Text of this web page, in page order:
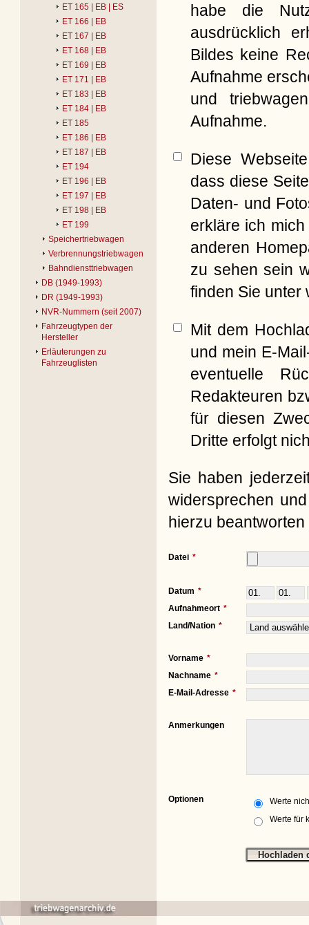
ET 165 | EB | ES
ET 166 | EB
ET 167 | EB
ET 168 | EB
ET 169 | EB
ET 171 | EB
ET 183 | EB
ET 184 | EB
ET 185
ET 186 | EB
ET 187 | EB
ET 194
ET 196 | EB
ET 197 | EB
ET 198 | EB
ET 199
Speichertriebwagen
Verbrennungstriebwagen
Bahndiensttriebwagen
DB (1949-1993)
DR (1949-1993)
NVR-Nummern (seit 2007)
Fahrzeugtypen der
Hersteller
Erläuterungen zu
Fahrzeuglisten
habe die
ausdrücklich
Bildes keine
Aufnahme
und
Aufnahme.
Diese
dass diese
Daten- und
erkläre ich
anderen
zu sehen sein
finden Sie unter
Mit dem
und mein E-
eventuelle
Redakteuren
für diesen
Dritte erfolgt
Sie haben
widersprechen
hierzu
Datei
Datum
Aufnahmeort
Land/Nation
Vorname
Nachname
E-Mail-Adresse
Anmerkungen
Optionen
Werte
Werte für